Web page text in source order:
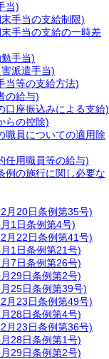
当)
手当の支給制限)
手当の支給の一時差
手当)
派遣手当)
当等の支給方法)
の給与)
口座振込みによる支給)
らの控除)
職員についての適用除
任用職員等の給与)
例の施行に関し必要な
月20日条例第35号)
1日条例第4号)
月22日条例第41号)
1日条例第21号)
7日条例第26号)
29日条例第2号)
25日条例第39号)
月23日条例第49号)
28日条例第4号)
月23日条例第36号)
28日条例第1号)
29日条例第2号)